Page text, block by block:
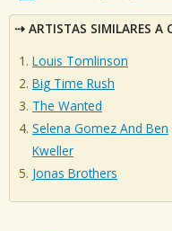
ARTISTAS SIMILARES A
Louis Tomlinson
Big Time Rush
The Wanted
Selena Gomez And Ben
Kweller
Jonas Brothers